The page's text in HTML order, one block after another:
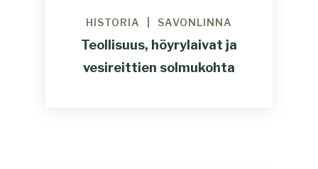
HISTORIA SAVONLINNA
Teollisuus, höyrylaivat ja
vesireittien solmukohta